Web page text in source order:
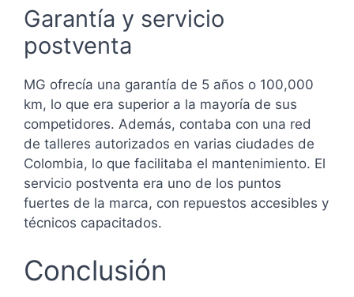
Garantía y servicio
postventa
MG ofrecía una garantía de 5 años o 100,000
km, lo que era superior a la mayoría de sus
competidores. Además, contaba con una red
de talleres autorizados en varias ciudades de
Colombia, lo que facilitaba el mantenimiento. El
servicio postventa era uno de los puntos
fuertes de la marca, con repuestos accesibles y
técnicos capacitados.
Conclusión